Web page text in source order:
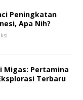
Peningkatan
Apa Nih?
Migas: Pertamina
Terbaru